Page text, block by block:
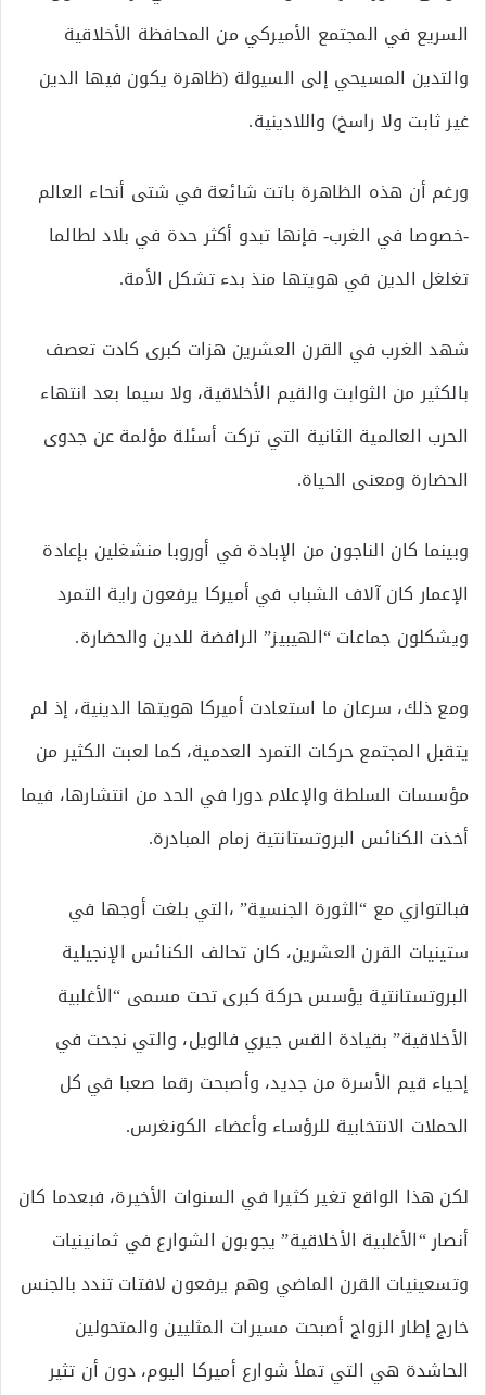
السريع في المجتمع الأميركي من المحافظة الأخلاقية
والتدين المسيحي إلى السيولة (ظاهرة يكون فيها الدين
غير ثابت ولا راسخ) واللادينية.
ورغم أن هذه الظاهرة باتت شائعة في شتى أنحاء العالم
-خصوصا في الغرب- فإنها تبدو أكثر حدة في بلاد لطالما
تغلغل الدين في هويتها منذ بدء تشكل الأمة.
شهد الغرب في القرن العشرين هزات كبرى كادت تعصف
بالكثير من الثوابت والقيم الأخلاقية، ولا سيما بعد انتهاء
الحرب العالمية الثانية التي تركت أسئلة مؤلمة عن جدوى
الحضارة ومعنى الحياة.
وبينما كان الناجون من الإبادة في أوروبا منشغلين بإعادة
الإعمار كان آلاف الشباب في أميركا يرفعون راية التمرد
ويشكلون جماعات “الهيبيز” الرافضة للدين والحضارة.
ومع ذلك، سرعان ما استعادت أميركا هويتها الدينية، إذ لم
يتقبل المجتمع حركات التمرد العدمية، كما لعبت الكثير من
مؤسسات السلطة والإعلام دورا في الحد من انتشارها، فيما
أخذت الكنائس البروتستانتية زمام المبادرة.
فبالتوازي مع “الثورة الجنسية” ،التي بلغت أوجها في
ستينيات القرن العشرين، كان تحالف الكنائس الإنجيلية
البروتستانتية يؤسس حركة كبرى تحت مسمى “الأغلبية
الأخلاقية” بقيادة القس جيري فالويل، والتي نجحت في
إحياء قيم الأسرة من جديد، وأصبحت رقما صعبا في كل
الحملات الانتخابية للرؤساء وأعضاء الكونغرس.
لكن هذا الواقع تغير كثيرا في السنوات الأخيرة، فبعدما كان
أنصار “الأغلبية الأخلاقية” يجوبون الشوارع في ثمانينيات
وتسعينيات القرن الماضي وهم يرفعون لافتات تندد بالجنس
خارج إطار الزواج أصبحت مسيرات المثليين والمتحولين
الحاشدة هي التي تملأ شوارع أميركا اليوم، دون أن تثير